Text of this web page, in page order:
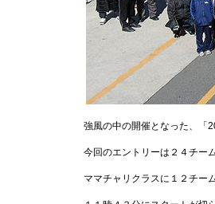
強風の中の開催となった、「
今回のエントリーは２４チー
ママチャリクラスに１２チー